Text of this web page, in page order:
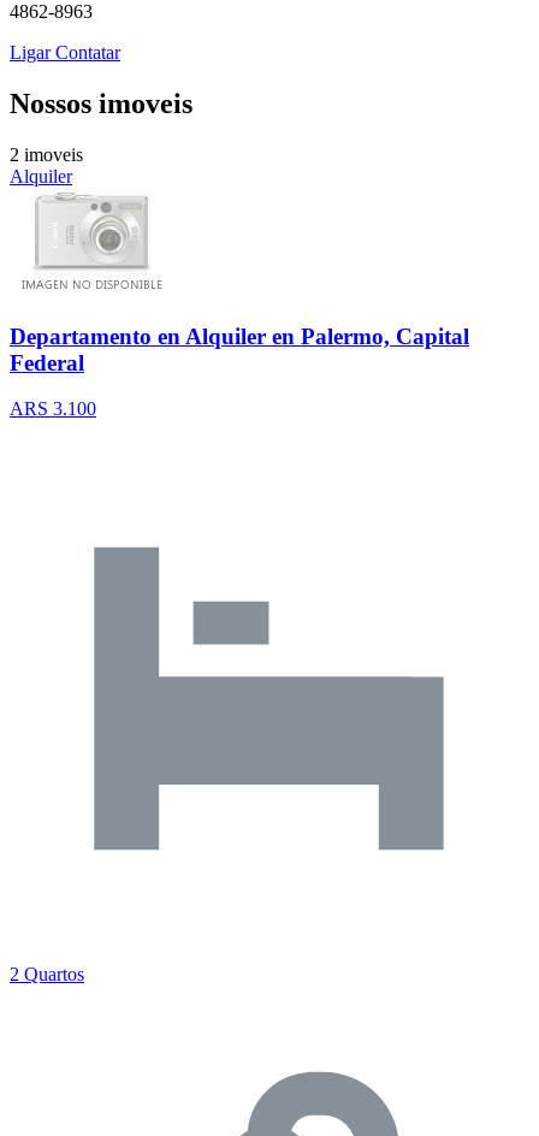
4862-8963
LigarContatar
Nossos imoveis
2 imoveis
Alquiler
Departamento en Alquiler en Palermo, Capital
Federal
ARS 3.100
2 Quartos